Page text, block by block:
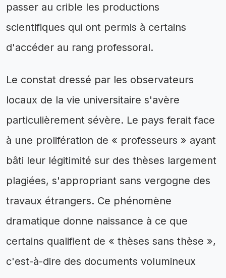
passer au crible les productions
scientifiques qui ont permis à certains
d'accéder au rang professoral.
Le constat dressé par les observateurs
locaux de la vie universitaire s'avère
particulièrement sévère. Le pays ferait face
à une prolifération de « professeurs » ayant
bâti leur légitimité sur des thèses largement
plagiées, s'appropriant sans vergogne des
travaux étrangers. Ce phénomène
dramatique donne naissance à ce que
certains qualifient de « thèses sans thèse »,
c'est-à-dire des documents volumineux